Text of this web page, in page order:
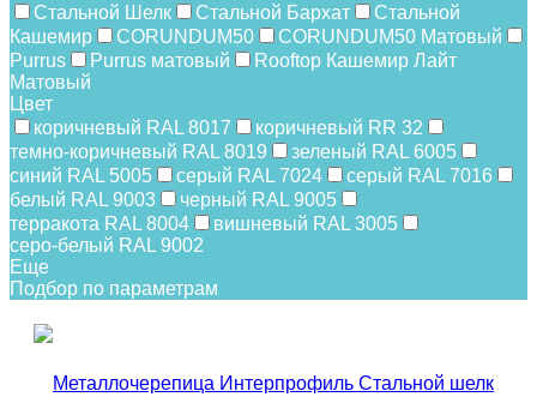
Стальной Шелк
Стальной Бархат
Стальной
Кашемир
CORUNDUM50
CORUNDUM50 Матовый
Purrus
Purrus матовый
Rooftop Кашемир Лайт
Матовый
Цвет
коричневый RAL 8017
коричневый RR 32
темно-коричневый RAL 8019
зеленый RAL 6005
синий RAL 5005
серый RAL 7024
серый RAL 7016
белый RAL 9003
черный RAL 9005
терракота RAL 8004
вишневый RAL 3005
серо-белый RAL 9002
Еще
Подбор по параметрам